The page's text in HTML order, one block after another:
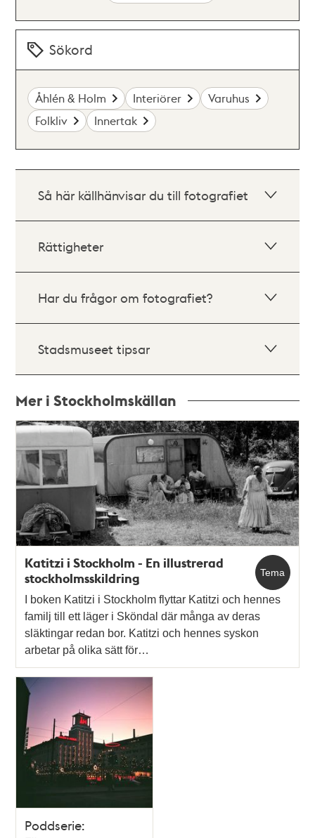
Sökord
Åhlén & Holm Interiörer
Varuhus
Folkliv
Innertak
Så här källhänvisar du till fotografiet
Rättigheter
Har du frågor om fotografiet?
Stadsmuseet tipsar
Mer i Stockholmskällan
Relaterade
poster
och
teman
Tema
Katitzi i Stockholm - En illustrerad
stockholmsskildring
I boken Katitzi i Stockholm flyttar Katitzi och hennes
familj till ett läger i Sköndal där många av deras
släktingar redan bor. Katitzi och hennes syskon
arbetar på olika sätt för…
Poddserie: